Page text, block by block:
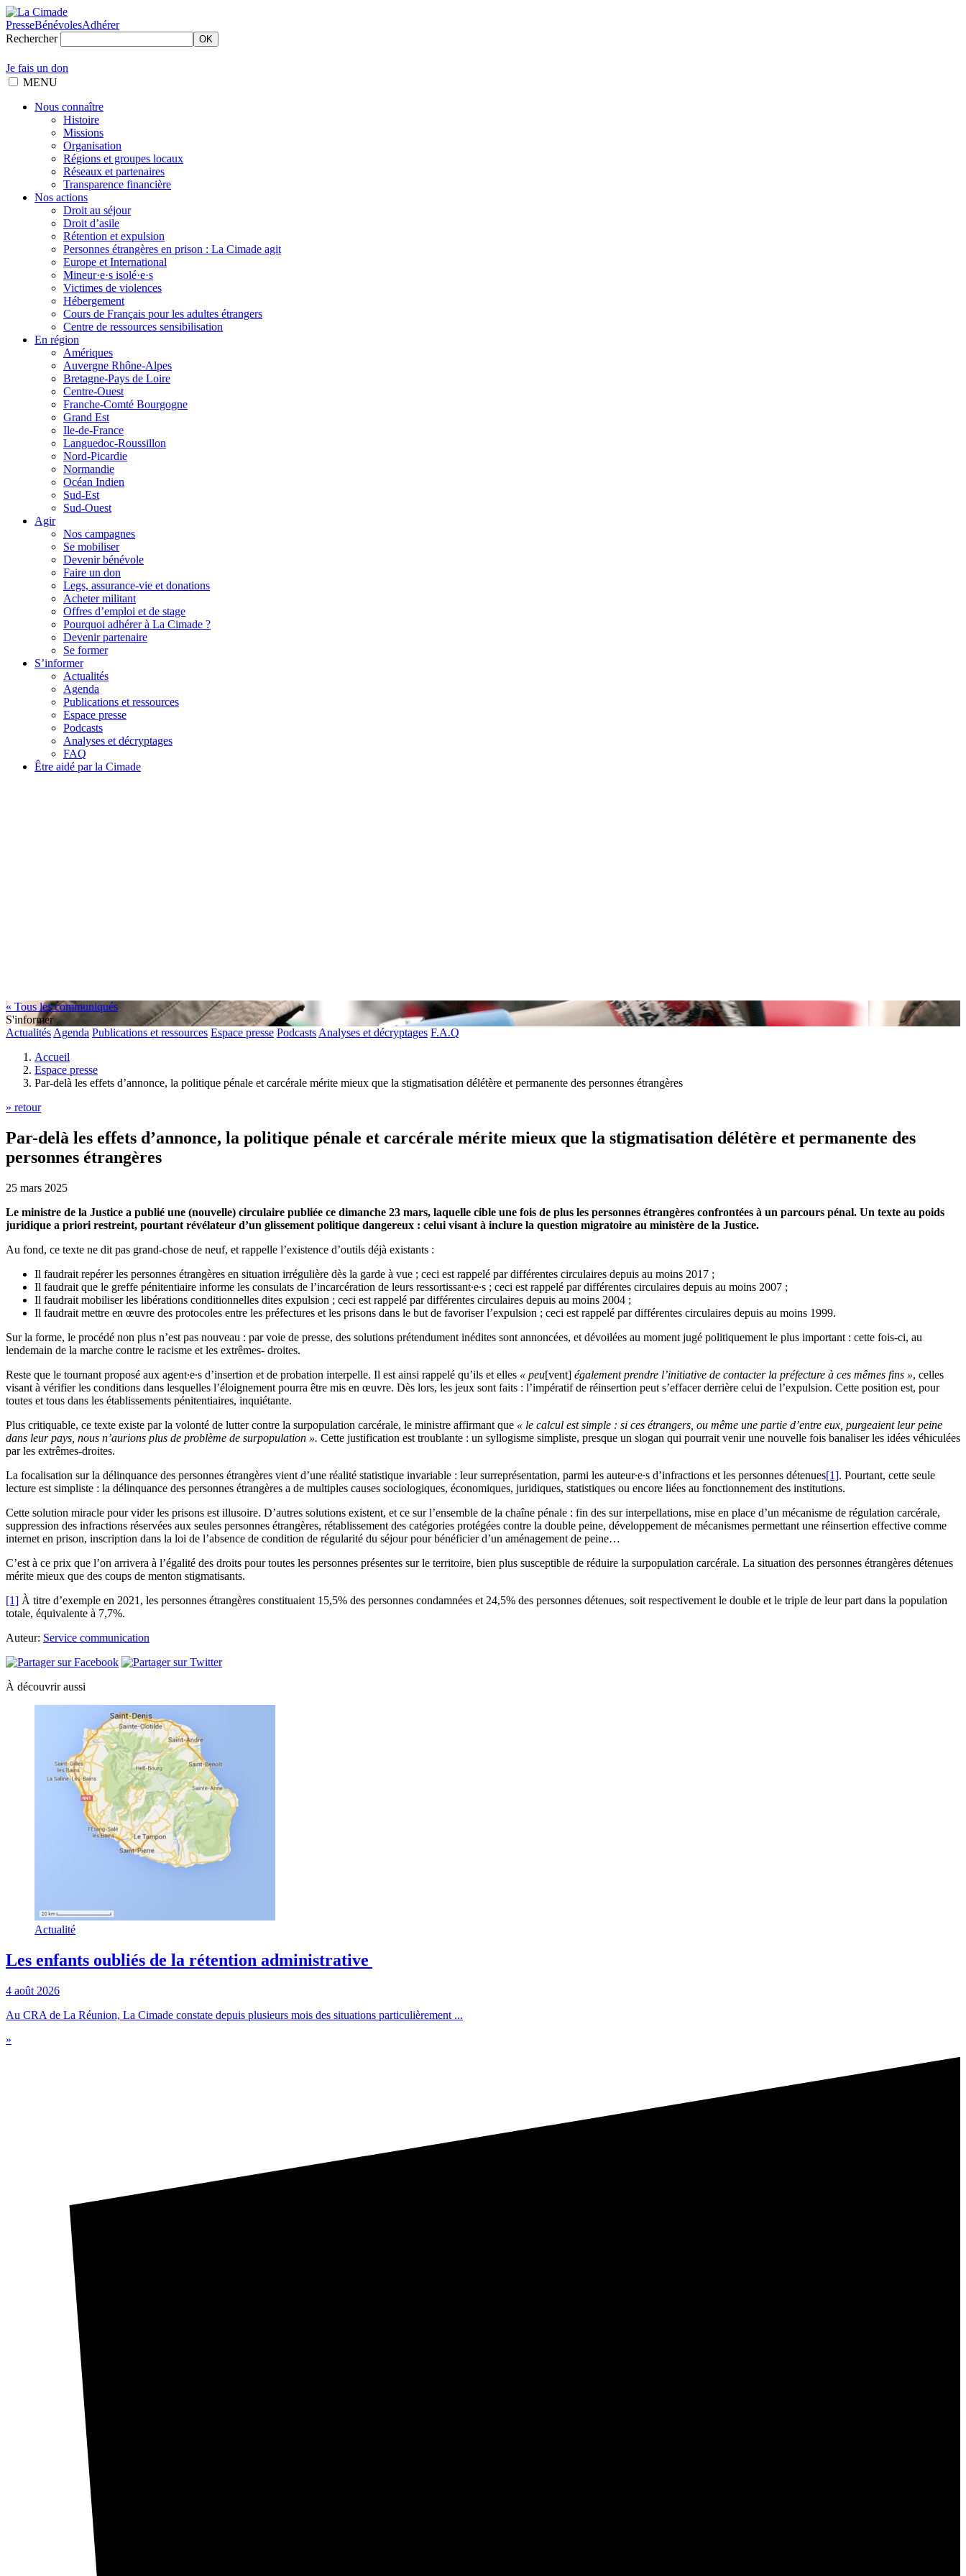
PresseBénévolesAdhérer
Rechercher
OK
Je fais un don
MENU
Nous connaître
Histoire
Missions
Organisation
Régions et groupes locaux
Réseaux et partenaires
Transparence financière
Nos actions
Droit au séjour
Droit d’asile
Rétention et expulsion
Personnes étrangères en prison : La Cimade agit
Europe et International
Mineur·e·s isolé·e·s
Victimes de violences
Hébergement
Cours de Français pour les adultes étrangers
Centre de ressources sensibilisation
En région
Amériques
Auvergne Rhône-Alpes
Bretagne-Pays de Loire
Centre-Ouest
Franche-Comté Bourgogne
Grand Est
Ile-de-France
Languedoc-Roussillon
Nord-Picardie
Normandie
Océan Indien
Sud-Est
Sud-Ouest
Agir
Nos campagnes
Se mobiliser
Devenir bénévole
Faire un don
Legs, assurance-vie et donations
Acheter militant
Offres d’emploi et de stage
Pourquoi adhérer à La Cimade ?
Devenir partenaire
Se former
S’informer
Actualités
Agenda
Publications et ressources
Espace presse
Podcasts
Analyses et décryptages
FAQ
Être aidé par la Cimade
« Tous les communiqués
S'informer
Actualités Agenda Publications et ressources Espace presse Podcasts Analyses et décryptages F.A.Q
Accueil
Espace presse
Par-delà les effets d’annonce, la politique pénale et carcérale mérite mieux que la stigmatisation délétère et permanente des personnes étrangères
» retour
Par-delà les effets d’annonce, la politique pénale et carcérale mérite mieux que la stigmatisation délétère et permanente des
personnes étrangères
25 mars 2025
Le ministre de la Justice a publié une (nouvelle) circulaire publiée ce dimanche 23 mars, laquelle cible une fois de plus les personnes étrangères confrontées à un parcours pénal. Un texte au poids
juridique a priori restreint, pourtant révélateur d’un glissement politique dangereux : celui visant à inclure la question migratoire au ministère de la Justice.
Au fond, ce texte ne dit pas grand-chose de neuf, et rappelle l’existence d’outils déjà existants :
Il faudrait repérer les personnes étrangères en situation irrégulière dès la garde à vue ; ceci est rappelé par différentes circulaires depuis au moins 2017 ;
Il faudrait que le greffe pénitentiaire informe les consulats de l’incarcération de leurs ressortissant∙e∙s ; ceci est rappelé par différentes circulaires depuis au moins 2007 ;
Il faudrait mobiliser les libérations conditionnelles dites expulsion ; ceci est rappelé par différentes circulaires depuis au moins 2004 ;
Il faudrait mettre en œuvre des protocoles entre les préfectures et les prisons dans le but de favoriser l’expulsion ; ceci est rappelé par différentes circulaires depuis au moins 1999.
Sur la forme, le procédé non plus n’est pas nouveau : par voie de presse, des solutions prétendument inédites sont annoncées, et dévoilées au moment jugé politiquement le plus important : cette fois-ci, au
lendemain de la marche contre le racisme et les extrêmes- droites.
Reste que le tournant proposé aux agent∙e∙s d’insertion et de probation interpelle. Il est ainsi rappelé qu’ils et elles « peu[vent] également prendre l’initiative de contacter la préfecture à ces mêmes fins », celles
visant à vérifier les conditions dans lesquelles l’éloignement pourra être mis en œuvre. Dès lors, les jeux sont faits : l’impératif de réinsertion peut s’effacer derrière celui de l’expulsion. Cette position est, pour
toutes et tous dans les établissements pénitentiaires, inquiétante.
Plus critiquable, ce texte existe par la volonté de lutter contre la surpopulation carcérale, le ministre affirmant que « le calcul est simple : si ces étrangers, ou même une partie d’entre eux, purgeaient leur peine
dans leur pays, nous n’aurions plus de problème de surpopulation ». Cette justification est troublante : un syllogisme simpliste, presque un slogan qui pourrait venir une nouvelle fois banaliser les idées véhiculées
par les extrêmes-droites.
La focalisation sur la délinquance des personnes étrangères vient d’une réalité statistique invariable : leur surreprésentation, parmi les auteur∙e∙s d’infractions et les personnes détenues[1]. Pourtant, cette seule
lecture est simpliste : la délinquance des personnes étrangères a de multiples causes sociologiques, économiques, juridiques, statistiques ou encore liées au fonctionnement des institutions.
Cette solution miracle pour vider les prisons est illusoire. D’autres solutions existent, et ce sur l’ensemble de la chaîne pénale : fin des sur interpellations, mise en place d’un mécanisme de régulation carcérale,
suppression des infractions réservées aux seules personnes étrangères, rétablissement des catégories protégées contre la double peine, développement de mécanismes permettant une réinsertion effective comme
internet en prison, inscription dans la loi de l’absence de condition de régularité du séjour pour bénéficier d’un aménagement de peine…
C’est à ce prix que l’on arrivera à l’égalité des droits pour toutes les personnes présentes sur le territoire, bien plus susceptible de réduire la surpopulation carcérale. La situation des personnes étrangères détenues
mérite mieux que des coups de menton stigmatisants.
[1] À titre d’exemple en 2021, les personnes étrangères constituaient 15,5% des personnes condamnées et 24,5% des personnes détenues, soit respectivement le double et le triple de leur part dans la population
totale, équivalente à 7,7%.
Auteur: Service communication
À découvrir aussi
Actualité
Les enfants oubliés de la rétention administrative
4 août 2026
Au CRA de La Réunion, La Cimade constate depuis plusieurs mois des situations particulièrement ...
»